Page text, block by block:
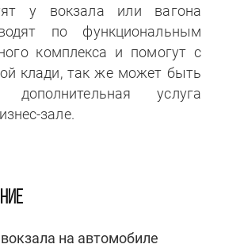
у вокзала или вагона
по функциональным
комплекса и помогут с
клади, так же может быть
дополнительная услуга
зале.
на автомобиле